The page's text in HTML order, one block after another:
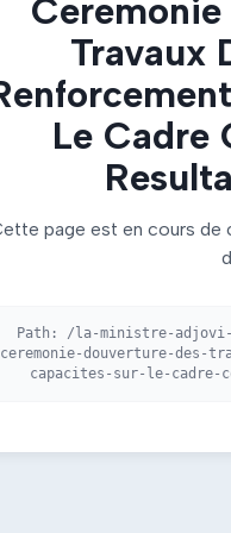
Travaux
Le Cadre
page est en cours de
Path: /la-ministre-adjovi-
ceremonie-douverture-des-
capacites-sur-le-